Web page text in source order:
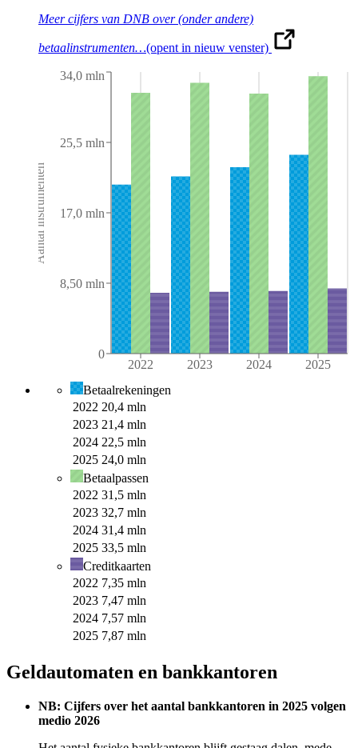
Meer cijfers van DNB over (onder andere)
betaalinstrumenten…(opent in nieuw venster)
0
8,50 mln
17,0 mln
25,5 mln
34,0 mln
Aantal instrumenten
2022 2023 2024 2025
Betaalrekeningen
2022 20,4 mln
2023 21,4 mln
2024 22,5 mln
2025 24,0 mln
Betaalpassen
2022 31,5 mln
2023 32,7 mln
2024 31,4 mln
2025 33,5 mln
Creditkaarten
2022 7,35 mln
2023 7,47 mln
2024 7,57 mln
2025 7,87 mln
Geldautomaten en bankkantoren
NB: Cijfers over het aantal bankkantoren in 2025 volgen
medio 2026